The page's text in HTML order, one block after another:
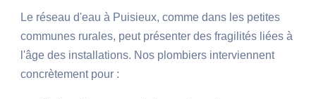
Le réseau d'eau à Puisieux, comme dans les petites
communes rurales, peut présenter des fragilités liées à
l'âge des installations. Nos plombiers interviennent
concrètement pour :